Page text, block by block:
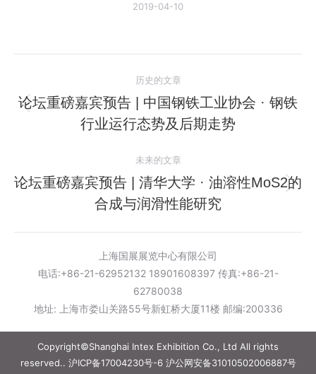
2019-04-10
章
历史的文章
历
史
章：
论坛重磅嘉宾预告 | 中国钢铁工业协会 · 钢铁
行业运行态势及后期走势
未来的文章
未
来
的
文
章：
论坛重磅嘉宾预告 | 清华大学 · 油溶性MoS2的
合成与润滑性能研究
上海国展展览中心有限公司
电话:+86-21-62952132 18901608397 传真:+86-21-
62780038
地址: 上海市娄山关路55号新虹桥大厦11楼 邮编:200336
Copyright©Shanghai Intex Exhibition Co., Ltd All rights
reserved.. 沪ICP备17004230号-6沪公网安备31010502006887号